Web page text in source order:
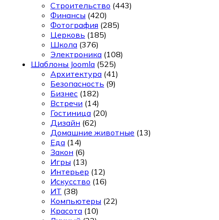
Строительство (443)
Финансы (420)
Фотография (285)
Церковь (185)
Школа (376)
Электроника (108)
Шаблоны Joomla (525)
Архитектура (41)
Безопасность (9)
Бизнес (182)
Встречи (14)
Гостиница (20)
Дизайн (62)
Домашние животные (13)
Еда (14)
Закон (6)
Игры (13)
Интерьер (12)
Искусство (16)
ИТ (38)
Компьютеры (22)
Красота (10)